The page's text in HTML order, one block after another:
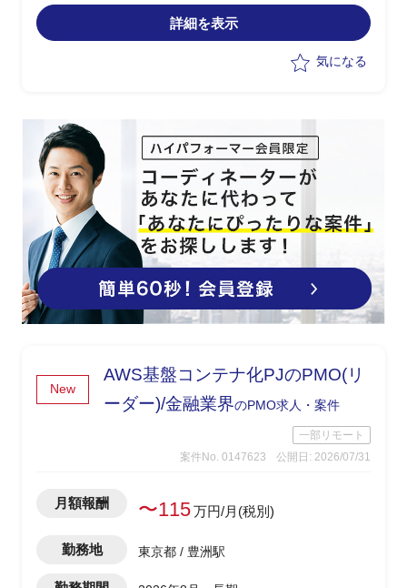
ランの策定
-各種ドキュメントの作成
詳細を表示
気になる
New
AWS基盤コンテナ化PJのPMO(リ
ーダー)/金融業界のPMO求人・案件
一部リモート
案件No. 0147623
公開日: 2026/07/31
月額報酬 〜115万円/月(税別)
勤務地 東京都 / 豊洲駅